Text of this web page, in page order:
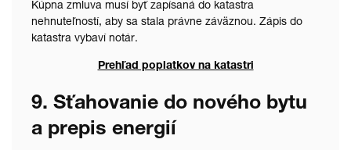
Kúpna zmluva musí byť zapísaná do katastra
nehnuteľností, aby sa stala právne záväznou. Zápis do
katastra vybaví notár.
Prehľad poplatkov na katastri
9. Sťahovanie do nového bytu
a prepis energií